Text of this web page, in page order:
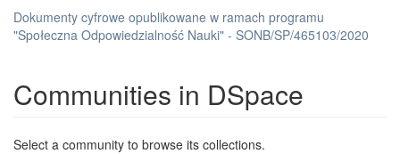
Dokumenty cyfrowe opublikowane w ramach programu
"Społeczna Odpowiedzialność Nauki" - SONB/SP/465103/2020
Communities in DSpace
Select a community to browse its collections.